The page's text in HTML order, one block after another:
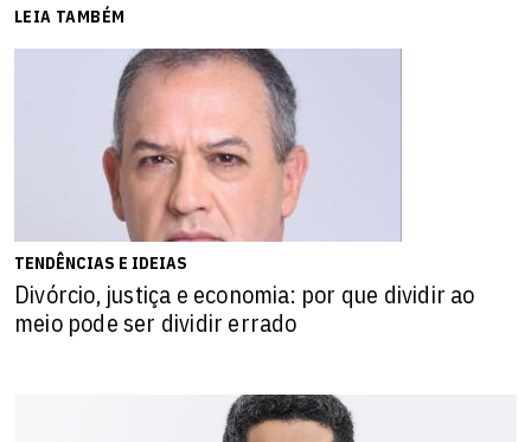
LEIA TAMBÉM
TENDÊNCIAS E IDEIAS
Divórcio, justiça e economia: por que dividir ao
meio pode ser dividir errado